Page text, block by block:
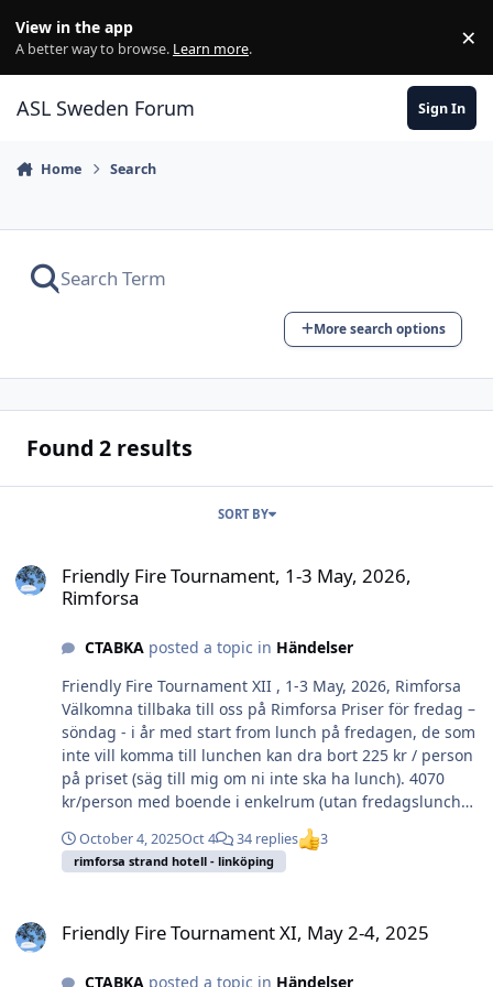
View in the app
A better way to browse. Learn more. ×
ASL Sweden Forum Sign In
Home Search
More search options
Found 2 results
SORT BY
Friendly Fire Tournament, 1-3 May, 2026,
Rimforsa
CTABKAposted a topic in Händelser
Friendly Fire Tournament XII , 1-3 May, 2026, Rimforsa
Välkomna tillbaka till oss på Rimforsa Priser för fredag –
söndag - i år med start from lunch på fredagen, de som
inte vill komma till lunchen kan dra bort 225 kr / person
på priset (säg till mig om ni inte ska ha lunch). 4070
kr/person med boende i enkelrum (utan fredagslunch
3845 kr) 3625 kr/person med delat boende i dubbelrum
(utan fredagslunch 3400 kr). I ovan pris ingår även
lokalhyra för turnerings-lokal/-avgift. Vi ser fram emot
2, 590 46 Rimforsa Incheckning kl 14:00 Turneringslokal
October 4, 2025Oct 4 34 replies 3
rimforsa strand hotell - linköping
Friendly Fire Tournament XI, May 2-4, 2025
CTABKAposted a topic in Händelser